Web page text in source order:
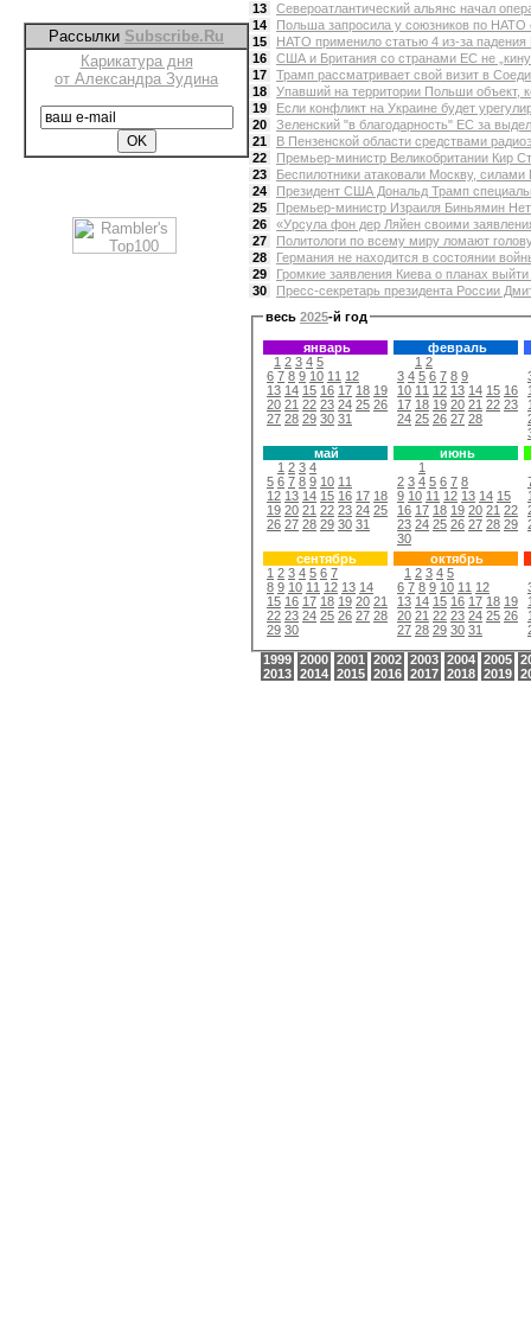
Рассылки Subscribe.Ru
Карикатура дня
от Александра Зудина
13
Североатлантический альянс начал
14
Польша запросила у союзников по НАТО
15
НАТО применило статью 4 из-за
16
США и Британия со странами ЕС не
17
Трамп рассматривает свой визит в
18
Упавший на территории Польши объект,
19
Если конфликт на Украине будет
20
Зеленский "в благодарность" ЕС за
21
В Пензенской области средствами
22
Премьер-министр Великобритании Кир
23
Беспилотники атаковали Москву,
24
Президент США Дональд Трамп
25
Премьер-министр Израиля Биньямин
26
«Урсула фон дер Ляйен своими
27
Политологи по всему миру ломают
28
Германия не находится в состоянии
29
Громкие заявления Киева о планах
30
Пресс-секретарь президента России
весь 2025-й год
январь
1 2 3 4 5
6 7 8 9 10 11 12
13 14 15 16 17 18 19
20 21 22 23 24 25 26
27 28 29 30 31
февраль
1 2
3 4 5 6 7 8 9
10 11 12 13 14 15 16
17 18 19 20 21 22 23
24 25 26 27 28
май
1 2 3 4
5 6 7 8 9 10 11
12 13 14 15 16 17 18
19 20 21 22 23 24 25
26 27 28 29 30 31
июнь
1
2 3 4 5 6 7 8
9 10 11 12 13 14 15
16 17 18 19 20 21 22
23 24 25 26 27 28 29
30
сентябрь
1 2 3 4 5 6 7
8 9 10 11 12 13 14
15 16 17 18 19 20 21
22 23 24 25 26 27 28
29 30
октябрь
1 2 3 4 5
6 7 8 9 10 11 12
13 14 15 16 17 18 19
20 21 22 23 24 25 26
27 28 29 30 31
1999 2000 2001 2002 2003 2004 2005
2013 2014 2015 2016 2017 2018 2019